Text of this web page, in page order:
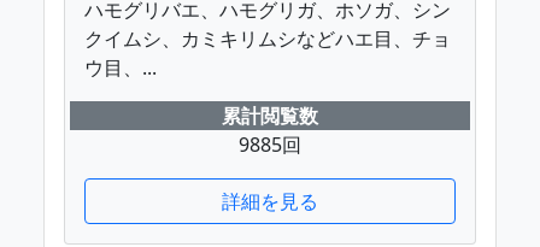
ハモグリバエ、ハモグリガ、ホソガ、シン
クイムシ、カミキリムシなどハエ目、チョ
ウ目、...
累計閲覧数
9885回
詳細を見る